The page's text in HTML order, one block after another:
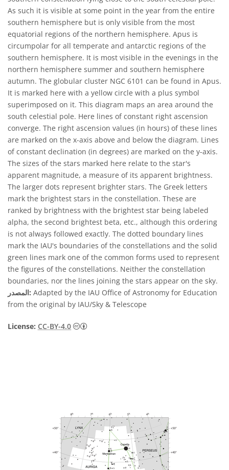
As such it is visible at some point in the year from the entire
southern hemisphere but is only visible from the most
equatorial regions of the northern hemisphere. Apus is
circumpolar for all temperate and antarctic regions of the
southern hemisphere. It is most visible in the evenings in the
northern hemisphere summer and southern hemisphere
autumn. The globular cluster NGC 6101 can be found in Apus.
It is marked here with a yellow circle with a plus symbol
superimposed on it. This diagram maps an area around the
south celestial pole. Here lines of constant right ascension
converge. The right ascension values (in hours) of these lines
are marked on the x-axis above and below the diagram. Lines
of constant declination (in degrees) are marked on the y-axis.
The sizes of the stars marked here relate to the star's
apparent magnitude, a measure of its apparent brightness.
The larger dots represent brighter stars. The Greek letters
mark the brightest stars in the constellation. These are
ranked by brightness with the brightest star being labeled
alpha, the second brightest beta, etc., although this ordering
is not always followed exactly. The dotted boundary lines
mark the IAU's boundaries of the constellations and the solid
green lines mark one of the common forms used to represent
the figures of the constellations. Neither the constellation
boundaries, nor the lines joining the stars appear on the sky.
المصدر: Adapted by the IAU Office of Astronomy for Education
from the original by IAU/Sky & Telescope
License: CC-BY-4.0